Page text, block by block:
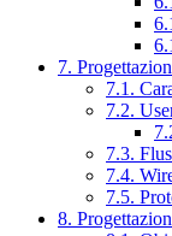
7.
7.1.
7.2.
7.3.
7.4.
7.5.
8.